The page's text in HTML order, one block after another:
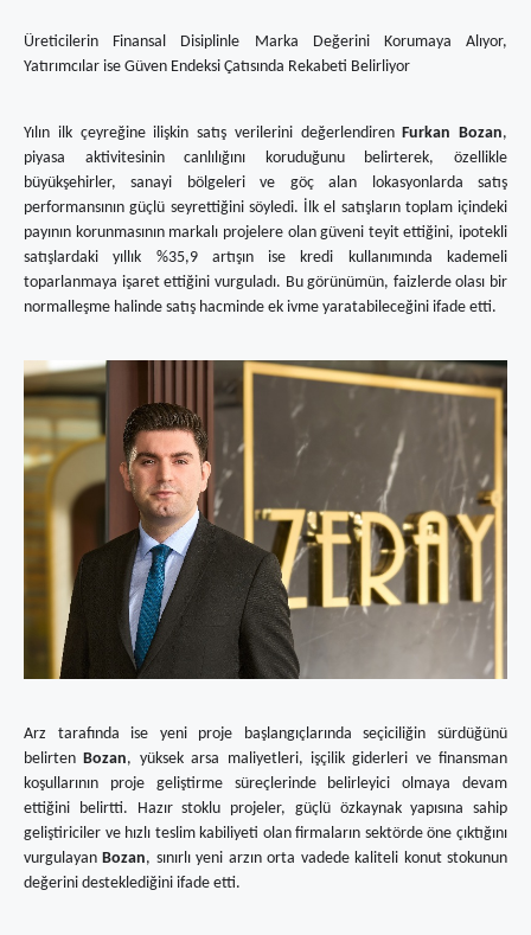
Üreticilerin Finansal Disiplinle Marka Değerini Korumaya Alıyor,
Yatırımcılar ise Güven Endeksi Çatısında Rekabeti Belirliyor
Yılın ilk çeyreğine ilişkin satış verilerini değerlendirenFurkan Bozan,
piyasa aktivitesinin canlılığını koruduğunu belirterek, özellikle
büyükşehirler, sanayi bölgeleri ve göç alan lokasyonlarda satış
performansının güçlü seyrettiğini söyledi. İlk el satışların toplam içindeki
payının korunmasının markalı projelere olan güveni teyit ettiğini, ipotekli
satışlardaki yıllık %35,9 artışın ise kredi kullanımında kademeli
toparlanmaya işaret ettiğini vurguladı. Bu görünümün, faizlerde olası bir
normalleşme halinde satış hacminde ek ivme yaratabileceğini ifade etti.
Arz tarafında ise yeni proje başlangıçlarında seçiciliğin sürdüğünü
belirtenBozan, yüksek arsa maliyetleri, işçilik giderleri ve finansman
koşullarının proje geliştirme süreçlerinde belirleyici olmaya devam
ettiğini belirtti. Hazır stoklu projeler, güçlü özkaynak yapısına sahip
geliştiriciler ve hızlı teslim kabiliyeti olan firmaların sektörde öne çıktığını
vurgulayanBozan, sınırlı yeni arzın orta vadede kaliteli konut stokunun
değerini desteklediğini ifade etti.